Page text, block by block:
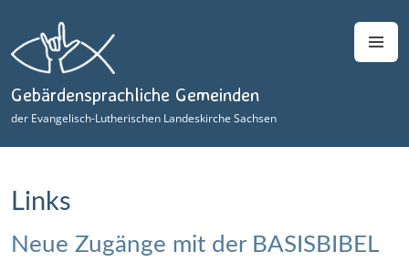
springen
Gebärdensprachliche Gemeinden
der Evangelisch-Lutherischen Landeskirche Sachsen
Links
Neue Zugänge mit der BASISBIBEL